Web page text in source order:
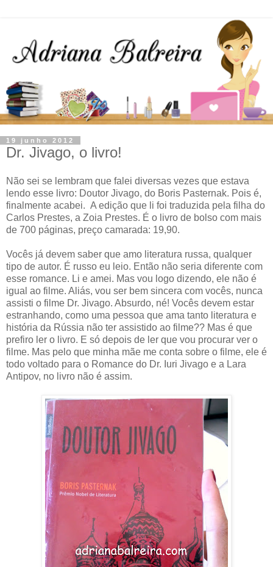
19 junho 2012
Dr. Jivago, o livro!
Não sei se lembram que falei diversas vezes que estava
lendo esse livro: Doutor Jivago, do Boris Pasternak. Pois é,
finalmente acabei. A edição que li foi traduzida pela filha do
Carlos Prestes, a Zoia Prestes. É o livro de bolso com mais
de 700 páginas, preço camarada: 19,90.
Vocês já devem saber que amo literatura russa, qualquer
tipo de autor. É russo eu leio. Então não seria diferente com
esse romance. Li e amei. Mas vou logo dizendo, ele não é
igual ao filme. Aliás, vou ser bem sincera com vocês, nunca
assisti o filme Dr. Jivago. Absurdo, né! Vocês devem estar
estranhando, como uma pessoa que ama tanto literatura e
história da Rússia não ter assistido ao filme?? Mas é que
prefiro ler o livro. E só depois de ler que vou procurar ver o
filme. Mas pelo que minha mãe me conta sobre o filme, ele é
todo voltado para o Romance do Dr. Iuri Jivago e a Lara
Antipov, no livro não é assim.